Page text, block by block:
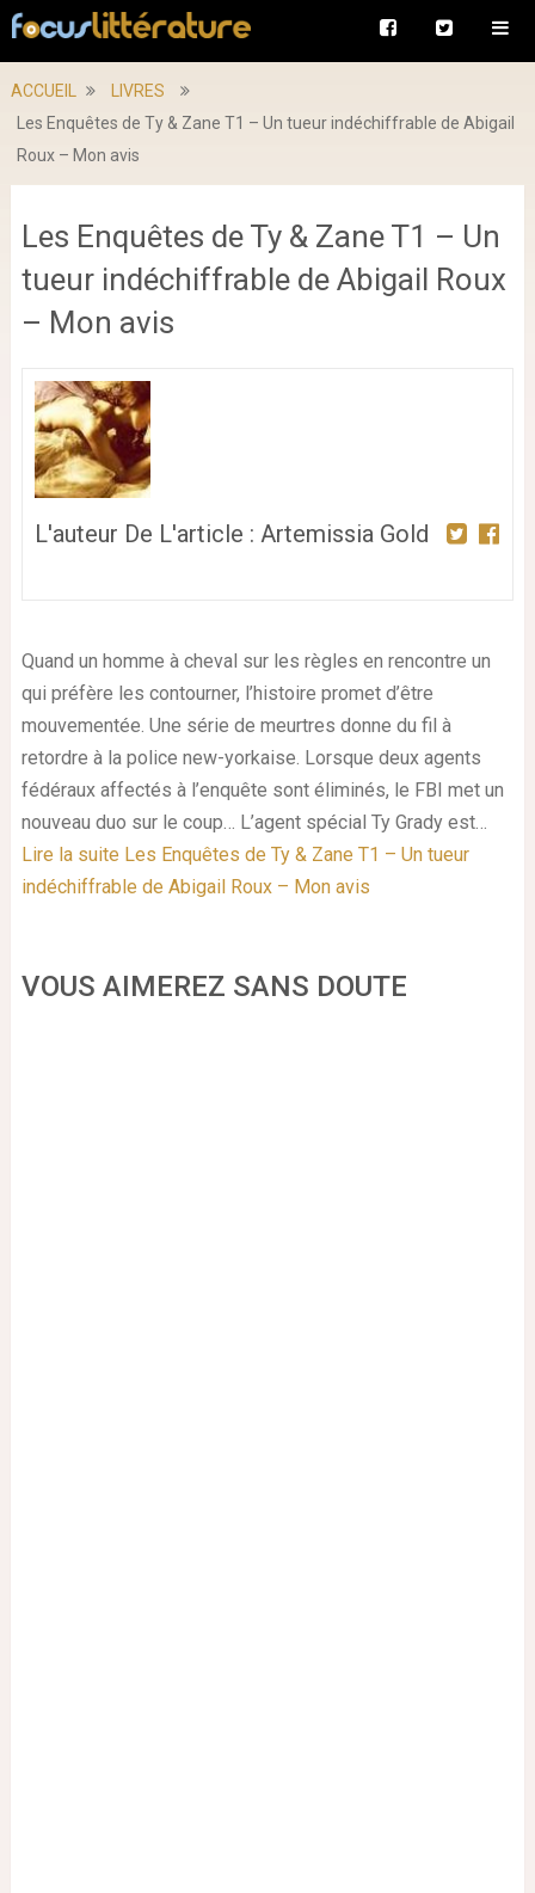
ACCUEIL
LIVRES
Les Enquêtes de Ty & Zane T1 – Un tueur indéchiffrable de Abigail
Roux – Mon avis
Les Enquêtes de Ty & Zane T1 – Un
tueur indéchiffrable de Abigail Roux
– Mon avis
L'auteur De L'article : Artemissia Gold
Quand un homme à cheval sur les règles en rencontre un
qui préfère les contourner, l’histoire promet d’être
mouvementée. Une série de meurtres donne du fil à
retordre à la police new-yorkaise. Lorsque deux agents
fédéraux affectés à l’enquête sont éliminés, le FBI met un
nouveau duo sur le coup… L’agent spécial Ty Grady est…
Lire la suite Les Enquêtes de Ty & Zane T1 – Un tueur
indéchiffrable de Abigail Roux – Mon avis
VOUS AIMEREZ SANS DOUTE